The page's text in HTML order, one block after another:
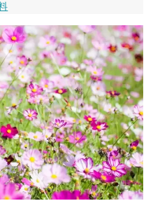
月3日
円以上増加で最大10億dポイント
2026年8月3日
手数料徴収へ！8/3～ 2026年8月
換でストア限定の制限を消す方
元！8/31まで 2026年8月1日
に、チャージ系対象外へ！11
。でも未完了のポイント有効期
日
ャンペーンが見逃せない！最大
たりまで 2026年7月31日